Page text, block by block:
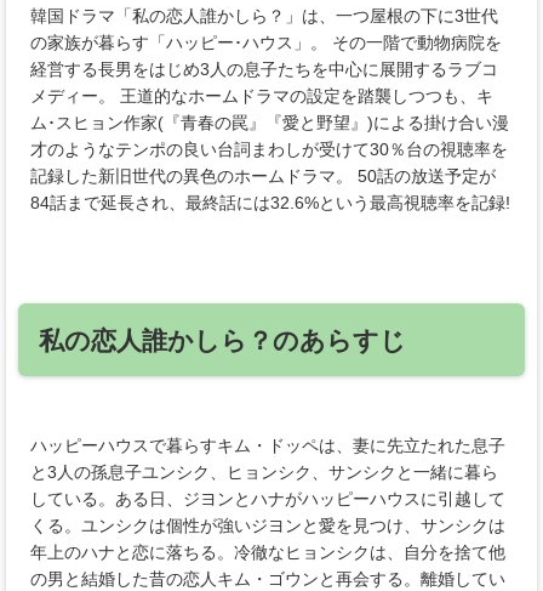
韓国ドラマ「私の恋人誰かしら？」は、一つ屋根の下に3世代
の家族が暮らす「ハッピー･ハウス」。 その一階で動物病院を
経営する長男をはじめ3人の息子たちを中心に展開するラブコ
メディー。 王道的なホームドラマの設定を踏襲しつつも、キ
ム･スヒョン作家(『青春の罠』『愛と野望』)による掛け合い漫
才のようなテンポの良い台詞まわしが受けて30％台の視聴率を
記録した新旧世代の異色のホームドラマ。 50話の放送予定が
84話まで延長され、最終話には32.6%という最高視聴率を記録!
私の恋人誰かしら？のあらすじ
ハッピーハウスで暮らすキム・ドッペは、妻に先立たれた息子
と3人の孫息子ユンシク、ヒョンシク、サンシクと一緒に暮ら
している。ある日、ジヨンとハナがハッピーハウスに引越して
くる。ユンシクは個性が強いジヨンと愛を見つけ、サンシクは
年上のハナと恋に落ちる。冷徹なヒョンシクは、自分を捨て他
の男と結婚した昔の恋人キム・ゴウンと再会する。離婚してい